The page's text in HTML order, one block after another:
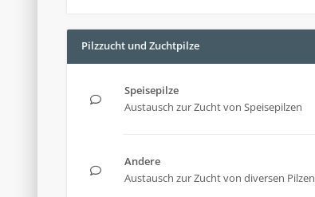
Pilzzucht und Zuchtpilze
Speisepilze
Austausch zur Zucht von Speisepilzen
Andere
Austausch zur Zucht von diversen Pilzen